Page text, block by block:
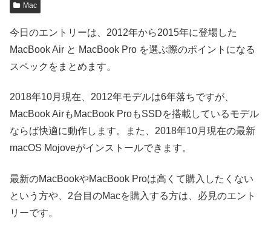
Mac
今日のエントリーは、2012年から2015年に登場した
MacBook Air と MacBook Pro を選ぶ際のポイントになる
スペックをまとめます。
2018年10月現在、2012年モデルは6年落ちですが、
MacBook AirもMacBook ProもSSDを搭載しているモデル
ならば快適に動作します。また、2018年10月現在の最新
macOS Mojoveがインストールできます。
最新のMacBookやMacBook Proは高くて購入したくない
という方や、2台目のMacを購入する方は、必見のエント
リーです。